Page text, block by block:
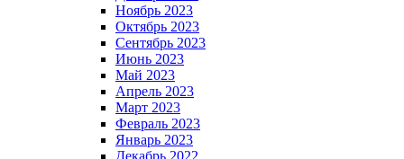
Ноябрь 2023
Октябрь 2023
Сентябрь 2023
Июнь 2023
Май 2023
Апрель 2023
Март 2023
Февраль 2023
Январь 2023
Декабрь 2022